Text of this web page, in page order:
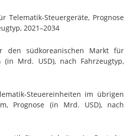
Telematik-Steuergeräte, Prognose
2021–2034
den südkoreanischen Markt für
(in Mrd. USD), nach Fahrzeugtyp,
Steuereinheiten im übrigen
Prognose (in Mrd. USD), nach